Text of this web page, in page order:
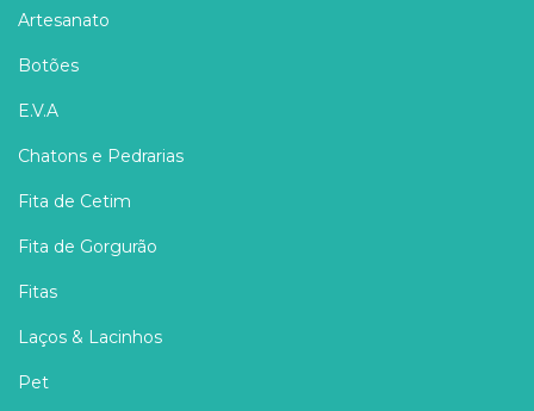
Artesanato
Botões
E.V.A
Chatons e Pedrarias
Fita de Cetim
Fita de Gorgurão
Fitas
Laços & Lacinhos
Pet